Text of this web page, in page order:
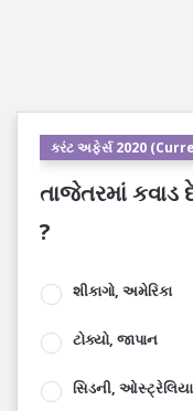
કરંટ અફેર્સ 2020
તાજેતરમાં કવાડ
?
શીકાગો, અમેરિકા
ટોક્યો, જાપાન
સિડની, ઓસ્ટ્રેલિયા